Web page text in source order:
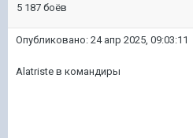
5 187 боёв
Опубликовано: 24 апр 2025, 09:03:11
Alatriste в командиры